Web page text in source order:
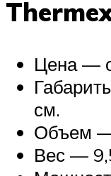
Цена —
см.
Объем
Вес —